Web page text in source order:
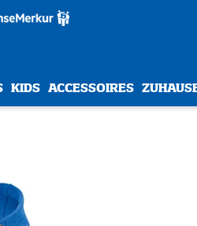
KIDS ACCESSOIRES